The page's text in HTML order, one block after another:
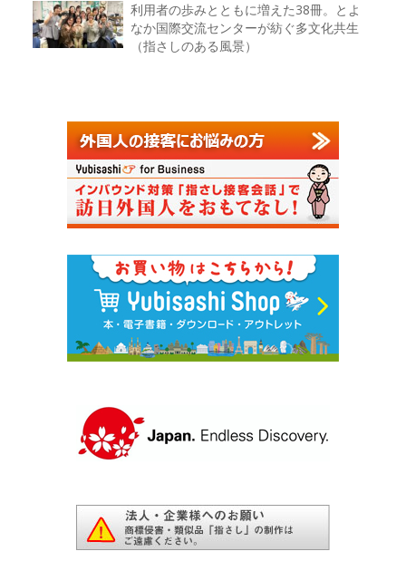
利用者の歩みとともに増えた38冊。とよ
なか国際交流センターが紡ぐ多文化共生
（指さしのある風景）